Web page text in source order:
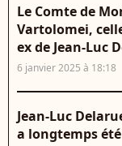
Le Comte de
Vartolomei,
ex de Jean-Luc
6 janvier 2025 à 18:18
Jean-Luc
a longtemps